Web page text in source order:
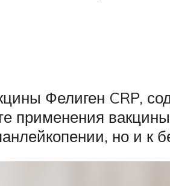
Фелиген CRP,
применения
но и к